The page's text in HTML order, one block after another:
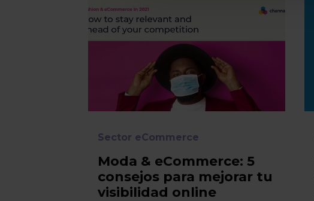
Sector eCommerce
Moda & eCommerce: 5
consejos para mejorar tu
visibilidad online